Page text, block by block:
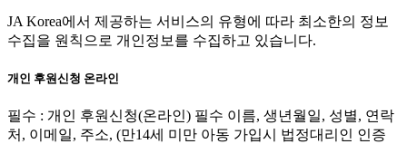
JA Korea에서 제공하는 서비스의 유형에 따라 최소한의 정보
수집을 원칙으로 개인정보를 수집하고 있습니다.
개인 후원신청 온라인
필수 : 개인 후원신청(온라인) 필수 이름, 생년월일, 성별, 연락
처, 이메일, 주소, (만14세 미만 아동 가입시 법정대리인 인증